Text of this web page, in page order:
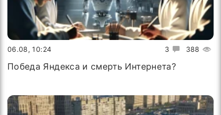
3 388
06.08, 10:24
Победа Яндекса и смерть Интернета?